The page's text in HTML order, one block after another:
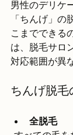
男性のデリケ
「ちんげ」
こまでできる
は、脱毛サロ
対応範囲が異
ちんげ脱毛
全脱毛